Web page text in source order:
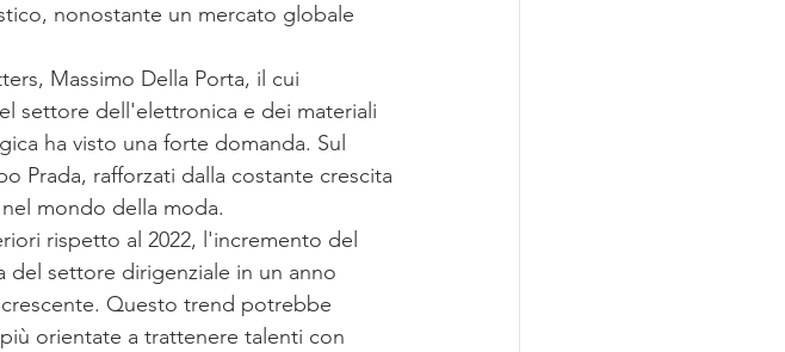
nonostante un mercato globale
Massimo Della Porta, il cui
settore dell'elettronica e dei materiali
ha visto una forte domanda. Sul
Prada, rafforzati dalla costante crescita
mondo della moda.
rispetto al 2022, l'incremento del
del settore dirigenziale in un anno
Questo trend potrebbe
orientate a trattenere talenti con